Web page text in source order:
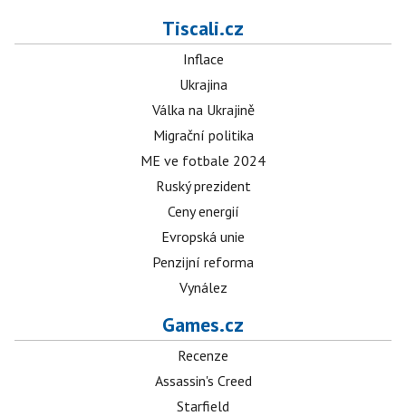
Tiscali.cz
Inflace
Ukrajina
Válka na Ukrajině
Migrační politika
ME ve fotbale 2024
Ruský prezident
Ceny energií
Evropská unie
Penzijní reforma
Vynález
Games.cz
Recenze
Assassin's Creed
Starfield